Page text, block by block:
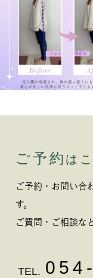
ご予約 は
ご予約・お問い合
す。
ご質問・ご相談な
TEL.